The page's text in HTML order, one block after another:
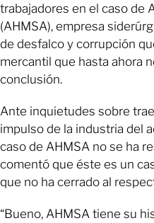
trabajadores en el caso de
(AHMSA), empresa
de desfalco y corrupción
mercantil que hasta ahora
conclusión.
Ante inquietudes sobre
impulso de la industria del
caso de AHMSA no se ha
comentó que éste es un
que no ha cerrado al
“Bueno, AHMSA tiene su